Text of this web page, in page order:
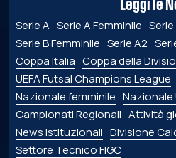
Leggi le
Serie A Serie A Femminile Serie
Serie B Femminile Serie A2
Coppa Italia Coppa della
UEFA Futsal Champions League
Nazionale femminile Nazionale
Campionati Regionali Attività
News istituzionali Divisione
Settore Tecnico FIGC